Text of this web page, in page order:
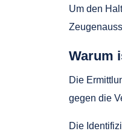
Um den
Warum
Die
gegen die
Die